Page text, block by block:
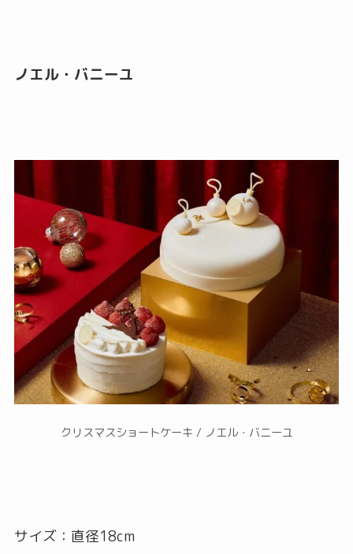
ノエル・バニーユ
クリスマスショートケーキ / ノエル・バニーユ
サイズ：直径18cm